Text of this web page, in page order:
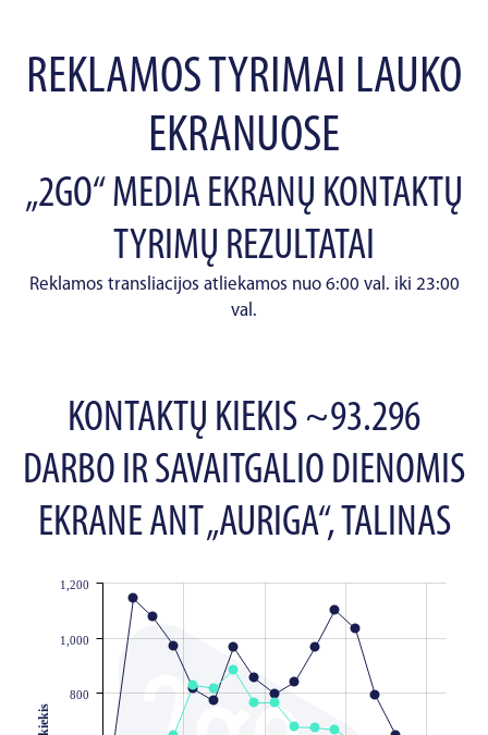
REKLAMOS TYRIMAI LAUKO
EKRANUOSE
„2GO“ MEDIA EKRANŲ KONTAKTŲ
TYRIMŲ REZULTATAI
Reklamos transliacijos atliekamos nuo 6:00 val. iki 23:00
val.
KONTAKTŲ KIEKIS ~93.296
DARBO IR SAVAITGALIO DIENOMIS
EKRANE ANT „AURIGA“, TALINAS
800
1,000
1,200 JS chart by amCharts